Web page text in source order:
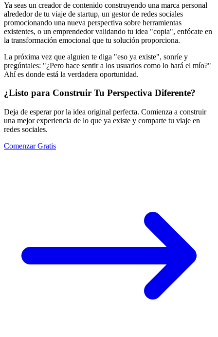
Ya seas un creador de contenido construyendo una marca personal
alrededor de tu viaje de startup, un gestor de redes sociales
promocionando una nueva perspectiva sobre herramientas
existentes, o un emprendedor validando tu idea "copia", enfócate en
la transformación emocional que tu solución proporciona.
La próxima vez que alguien te diga "eso ya existe", sonríe y
pregúntales: "¿Pero hace sentir a los usuarios como lo hará el mío?"
Ahí es donde está la verdadera oportunidad.
¿Listo para Construir Tu Perspectiva Diferente?
Deja de esperar por la idea original perfecta. Comienza a construir
una mejor experiencia de lo que ya existe y comparte tu viaje en
redes sociales.
Comenzar Gratis